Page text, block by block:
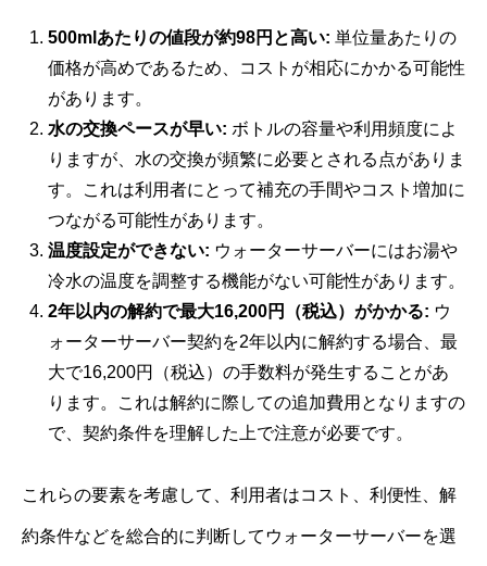
500mlあたりの値段が約98円と高い: 単位量あたりの
価格が高めであるため、コストが相応にかかる可能性
があります。
水の交換ペースが早い: ボトルの容量や利用頻度によ
りますが、水の交換が頻繁に必要とされる点がありま
す。これは利用者にとって補充の手間やコスト増加に
つながる可能性があります。
温度設定ができない: ウォーターサーバーにはお湯や
冷水の温度を調整する機能がない可能性があります。
2年以内の解約で最大16,200円（税込）がかかる: ウ
ォーターサーバー契約を2年以内に解約する場合、最
大で16,200円（税込）の手数料が発生することがあ
ります。これは解約に際しての追加費用となりますの
で、契約条件を理解した上で注意が必要です。
これらの要素を考慮して、利用者はコスト、利便性、解
約条件などを総合的に判断してウォーターサーバーを選